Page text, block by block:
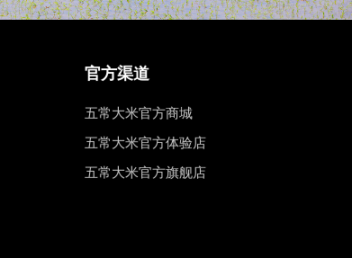
官方渠道
五常大米官方商城
五常大米官方体验店
五常大米官方旗舰店